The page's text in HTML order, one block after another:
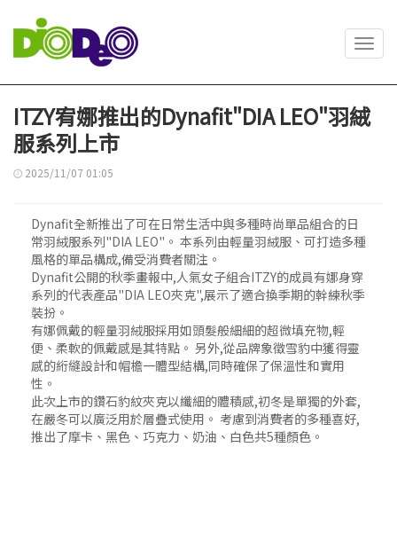
ITZY宥娜推出的Dynafit"DIA LEO"羽絨
服系列上市
2025/11/07 01:05
Dynafit全新推出了可在日常生活中與多種時尚單品組合的日
常羽絨服系列"DIA LEO"。 本系列由輕量羽絨服、可打造多種
風格的單品構成,備受消費者關注。
Dynafit公開的秋季畫報中,人氣女子組合ITZY的成員有娜身穿
系列的代表產品"DIA LEO夾克",展示了適合換季期的幹練秋季
裝扮。
有娜佩戴的輕量羽絨服採用如頭髮般細細的超微填充物,輕
便、柔軟的佩戴感是其特點。 另外,從品牌象徵雪豹中獲得靈
感的絎縫設計和帽檐一體型結構,同時確保了保溫性和實用
性。
此次上市的鑽石豹紋夾克以纖細的體積感,初冬是單獨的外套,
在嚴冬可以廣泛用於層疊式使用。 考慮到消費者的多種喜好,
推出了摩卡、黑色、巧克力、奶油、白色共5種顏色。